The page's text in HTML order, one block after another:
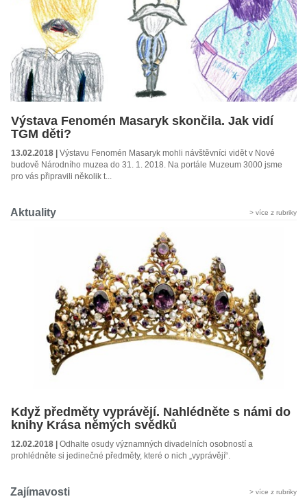
Výstava Fenomén Masaryk skončila. Jak vidí
TGM děti?
13.02.2018 | Výstavu Fenomén Masaryk mohli návštěvníci vidět v Nové
budově Národního muzea do 31. 1. 2018. Na portále Muzeum 3000 jsme
pro vás připravili několik t...
Aktuality > více z rubriky
Když předměty vyprávějí. Nahlédněte s námi do
knihy Krása němých svědků
12.02.2018 | Odhalte osudy významných divadelních osobností a
prohlédněte si jedinečné předměty, které o nich „vyprávějí“.
Zajímavosti > více z rubriky